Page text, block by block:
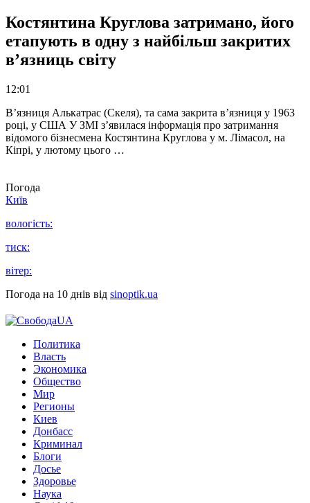
Костянтина Круглова затримано, його
етапують в одну з найбільш закритих
в’язниць світу
12:01
В’язниця Алькатрас (Скеля), та сама закрита в’язниця у 1963
році, у США У ЗМІ з’явилася інформація про затримання
відомого бізнесмена Костянтина Круглова у м. Лімасол, на
Кіпрі, у лютому цього …
Погода
Київ
вологість:
тиск:
вітер:
Погода на 10 днів від sinoptik.ua
Политика
Власть
Экономика
Общество
Мир
Регионы
Киев
Донбасс
Криминал
Блоги
Досье
Здоровье
Наука